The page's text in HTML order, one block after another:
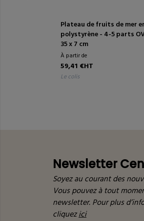
Plateau de fruits de mer
polystyrène - 4-5 parts
35 x 7 cm
À partir de
59,41 €HT
le colis
Newsletter
Soyez au courant des
Vous pouvez à tout
newsletter. Pour plus
cliquezici